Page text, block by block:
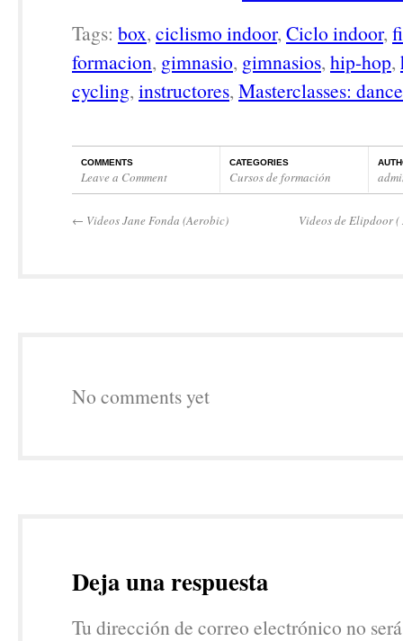
Tags: box, ciclismo indoor, Ciclo indoor,
formacion, gimnasio, gimnasios, hip-hop,
cycling, instructores, Masterclasses: dance
COMMENTS
Leave a Comment
CATEGORIES
Cursos de formación
← Videos Jane Fonda (Aerobic) Videos de Elipdoor
No comments yet
Deja una respuesta
Tu dirección de correo electrónico no